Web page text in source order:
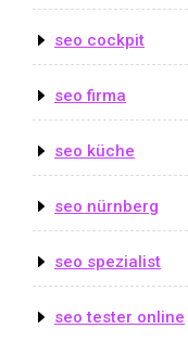
seo cockpit
seo firma
seo küche
seo nürnberg
seo spezialist
seo tester online